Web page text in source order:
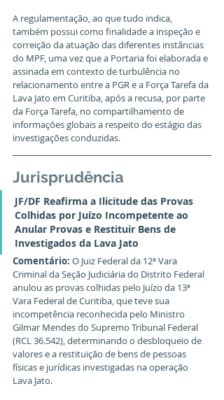
A regulamentação, ao que tudo indica,
também possui como finalidade a inspeção e
correição da atuação das diferentes instâncias
do MPF, uma vez que a Portaria foi elaborada e
assinada em contexto de turbulência no
relacionamento entre a PGR e a Força Tarefa da
Lava Jato em Curitiba, após a recusa, por parte
da Força Tarefa, no compartilhamento de
informações globais a respeito do estágio das
investigações conduzidas.
Jurisprudência
JF/DF Reafirma a Ilicitude das Provas
Colhidas por Juízo Incompetente ao
Anular Provas e Restituir Bens de
Investigados da Lava Jato
Comentário: O Juiz Federal da 12ª Vara
Criminal da Seção Judiciária do Distrito Federal
anulou as provas colhidas pelo Juízo da 13ª
Vara Federal de Curitiba, que teve sua
incompetência reconhecida pelo Ministro
Gilmar Mendes do Supremo Tribunal Federal
(RCL 36.542), determinando o desbloqueio de
valores e a restituição de bens de pessoas
físicas e jurídicas investigadas na operação
Lava Jato.